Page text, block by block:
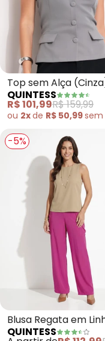
Top sem Alça
Alfaiataria
QUINTESS
R$ 101,99R$ 159,99
ou 2xde R$ 50,99sem
-5%
Blusa Regata em
Viscose com Decote
QUINTESS